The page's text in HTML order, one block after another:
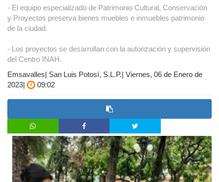
- El equipo especializado de Patrimonio Cultural, Conservación
y Proyectos preserva bienes muebles e inmuebles patrimonio
de la ciudad.
- Los proyectos se desarrollan con la autorización y supervisión
del Centro INAH.
Emsavalles| San Luis Potosí, S.L.P.| Viernes, 06 de Enero de
2023|
09:02